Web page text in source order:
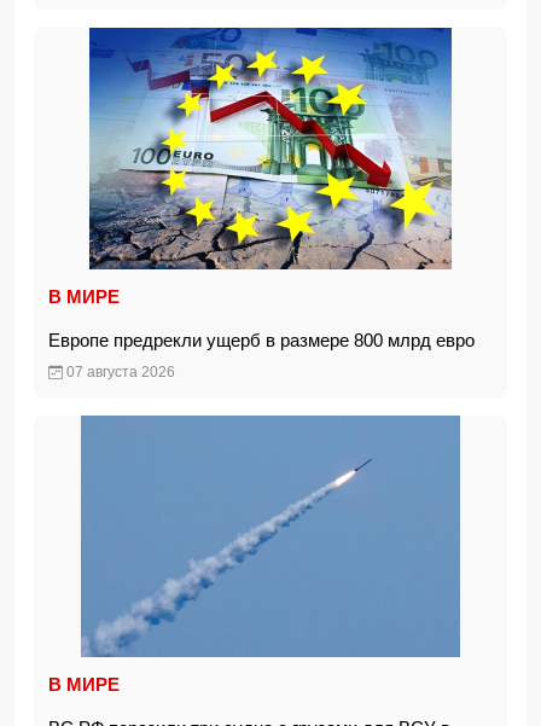
В МИРЕ
Европе предрекли ущерб в размере 800 млрд евро
07 августа 2026
В МИРЕ